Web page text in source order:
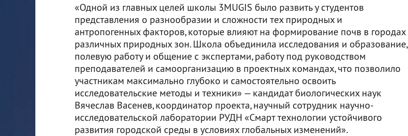
«Одной из главных целей школы 3MUGIS было развить у студентов
представления о разнообразии и сложности тех природных и
антропогенных факторов, которые влияют на формирование почв в городах
различных природных зон. Школа объединила исследования и образование,
полевую работу и общение с экспертами, работу под руководством
преподавателей и самоорганизацию в проектных командах, что позволило
участникам максимально глубоко и самостоятельно освоить
исследовательские методы и техники» — кандидат биологических наук
Вячеслав Васенев, координатор проекта, научный сотрудник научно-
исследовательской лаборатории РУДН «Смарт технологии устойчивого
развития городской среды в условиях глобальных изменений».